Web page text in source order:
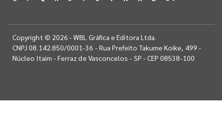
Copyright © 2026 - WBL Gráfica e Editora Ltda.
CNPJ 08.142.850/0001-36 - Rua Prefeito Takume Koike, 499 -
Núcleo Itaim - Ferraz de Vasconcelos - SP - CEP 08538-100